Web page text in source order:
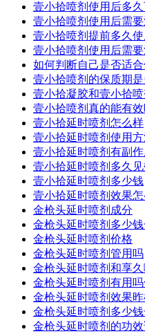
壹小拾喷剂使用后多
壹小拾喷剂使用后需
壹小拾喷剂提前多久
壹小拾喷剂使用后需要
如何判断自己是否适
壹小拾喷剂的保质期是
壹小拾凝胶和壹小拾
壹小拾喷剂真的能有
壹小拾延时喷剂怎么样
壹小拾延时喷剂使用
壹小拾延时喷剂有副
壹小拾延时喷剂多久见
壹小拾延时喷剂多少钱
壹小拾延时喷剂效果
金枪头延时喷剂成分
金枪头延时喷剂多少
金枪头延时喷剂价格
金枪头延时喷剂管用吗
金枪头延时喷剂和享
金枪头延时喷剂有用
金枪头延时喷剂效果
金枪头延时喷剂多少
金枪头延时喷剂的功效